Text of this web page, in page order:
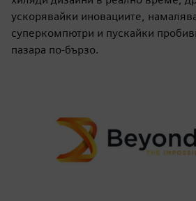
ускорявайки иновациите,
суперкомпютри и пускайки
пазара по-бързо.